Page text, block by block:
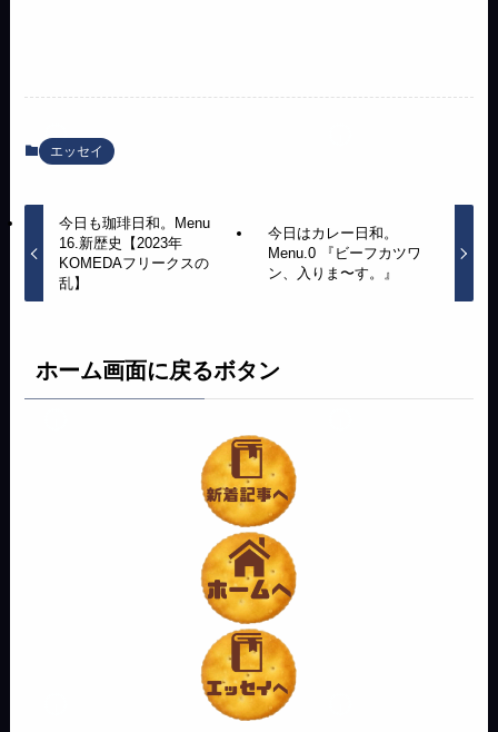
エッセイ
今日も珈琲日和。Menu
16.新歴史【2023年
KOMEDAフリークスの
乱】
今日はカレー日和。
Menu.0 『ビーフカツワ
ン、入りま〜す。』
ホーム画面に戻るボタン